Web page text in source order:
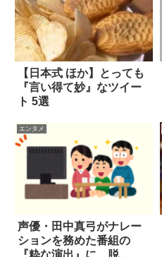
【日本式 ほか】とっても
『言い得て妙』なツイー
ト 5選
エンタメ
声優・田中真弓がナレー
ションを務めた番組の